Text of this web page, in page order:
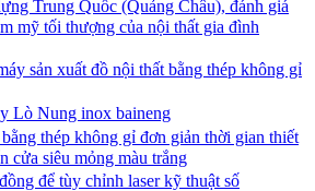
Trung Quốc (Quảng Châu), đánh giá
mỹ tối thượng của nội thất gia đình
sản xuất đồ nội thất bằng thép không gỉ
Lò Nung inox baineng
thép không gỉ đơn giản thời gian thiết
cửa siêu mỏng màu trắng
để tùy chỉnh laser kỹ thuật số